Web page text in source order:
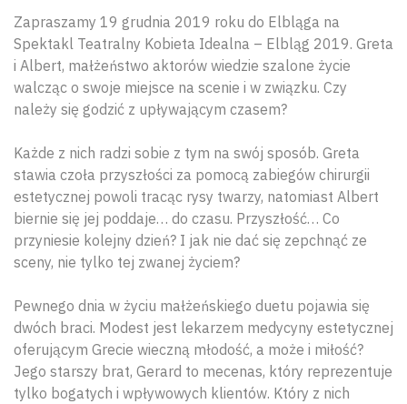
Zapraszamy 19 grudnia 2019 roku do Elbląga na
Spektakl Teatralny Kobieta Idealna – Elbląg 2019. Greta
i Albert, małżeństwo aktorów wiedzie szalone życie
walcząc o swoje miejsce na scenie i w związku. Czy
należy się godzić z upływającym czasem?
Każde z nich radzi sobie z tym na swój sposób. Greta
stawia czoła przyszłości za pomocą zabiegów chirurgii
estetycznej powoli tracąc rysy twarzy, natomiast Albert
biernie się jej poddaje… do czasu. Przyszłość… Co
przyniesie kolejny dzień? I jak nie dać się zepchnąć ze
sceny, nie tylko tej zwanej życiem?
Pewnego dnia w życiu małżeńskiego duetu pojawia się
dwóch braci. Modest jest lekarzem medycyny estetycznej
oferującym Grecie wieczną młodość, a może i miłość?
Jego starszy brat, Gerard to mecenas, który reprezentuje
tylko bogatych i wpływowych klientów. Który z nich